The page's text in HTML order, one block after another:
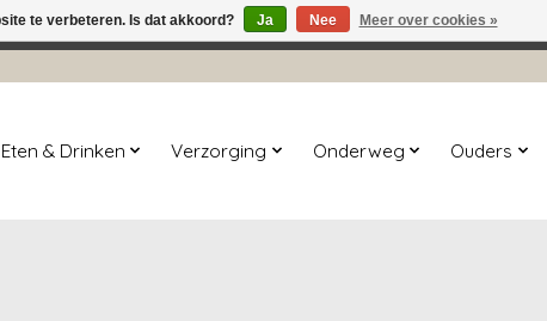
Eten & Drinken Verzorging Onderweg Ouders
te verbeteren. Is dat akkoord? Ja Nee Meer over cookies »
Eventueel geplaatste orders zullen niet worden